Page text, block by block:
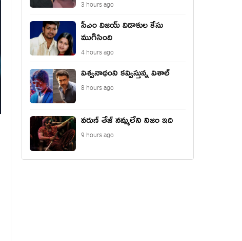
3 hours ago
సీఎం విజయ్ విడాకుల కేసు
ముగిసింది
4 hours ago
విశ్వనాథంని కవ్విస్తున్న విశాల్
8 hours ago
వరుణ్ తేజ్ నమ్మలేని నిజం ఇది
9 hours ago